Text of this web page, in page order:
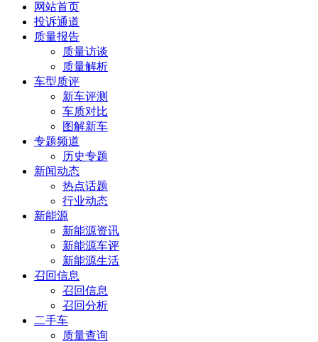
网站首页
投诉通道
质量报告
质量访谈
质量解析
车型质评
新车评测
车质对比
图解新车
专题频道
历史专题
新闻动态
热点话题
行业动态
新能源
新能源资讯
新能源车评
新能源生活
召回信息
召回信息
召回分析
二手车
质量查询